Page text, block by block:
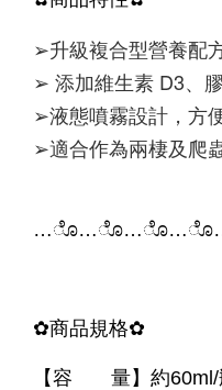
➢升級複合型營養配方
➢ 添加維生素 D3、
➢液態噴霧設計，方
➢適合作為兩棲及爬
…ೊ…ೊ…ೊ…ೊ
✿商品規格✿
【容 量】約60ml/